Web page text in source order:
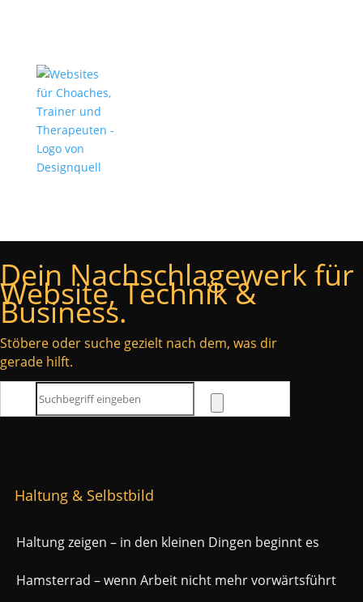
Dein Nachschlagewerk für
Website, Technik &
Business.
Stöbere oder suche gezielt nach dem, was dir
gerade hilft.
Haltung & Selbstbild
Haltung zeigen – in den kleinen Dingen beginnt es
Hamsterrad – wenn Arbeit nicht mehr vorwärtsführt